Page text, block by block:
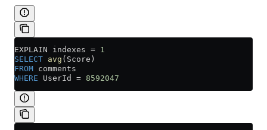
EXPLAIN indexes = 1
SELECT avg (Score)
FROM comments
WHERE UserId = 8592047